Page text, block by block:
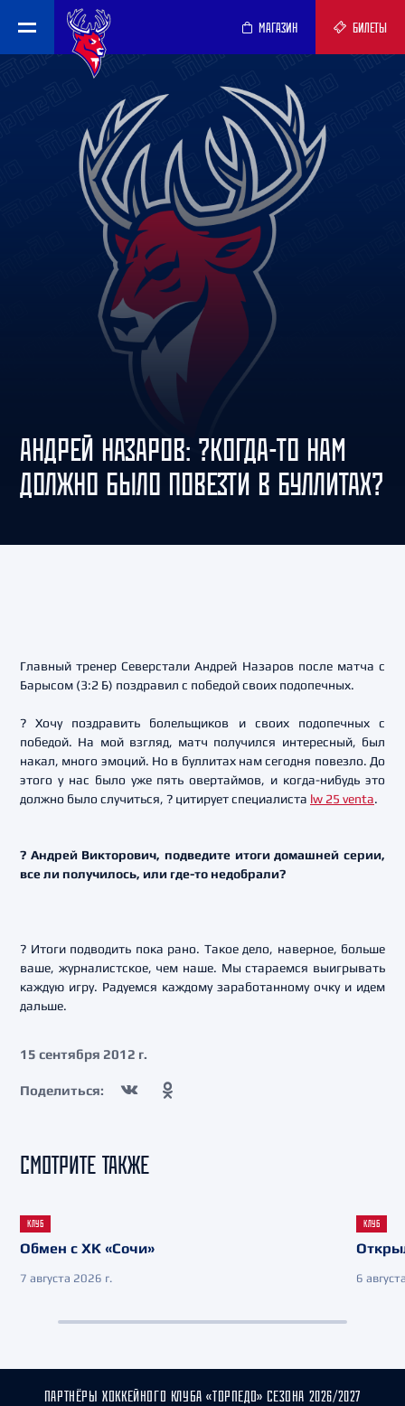
МАГАЗИН БИЛЕТЫ
АНДРЕЙ НАЗАРОВ: ?КОГДА-ТО НАМ
ДОЛЖНО БЫЛО ПОВЕЗТИ В БУЛЛИТАХ?
Главный тренер Северстали Андрей Назаров после матча с
Барысом (3:2 Б) поздравил с победой своих подопечных.
? Хочу поздравить болельщиков и своих подопечных с
победой. На мой взгляд, матч получился интересный, был
накал, много эмоций. Но в буллитах нам сегодня повезло. До
этого у нас было уже пять овертаймов, и когда-нибудь это
должно было случиться, ? цитирует специалиста lw 25 venta.
? Андрей Викторович, подведите итоги домашней серии,
все ли получилось, или где-то недобрали?
? Итоги подводить пока рано. Такое дело, наверное, больше
ваше, журналистское, чем наше. Мы стараемся выигрывать
каждую игру. Радуемся каждому заработанному очку и идем
дальше.
15 сентября 2012 г.
Поделиться:
СМОТРИТЕ ТАКЖЕ
КЛУБ
Обмен с ХК «Сочи»
7 августа 2026 г.
КЛУБ
6
ПАРТНЁРЫ ХОККЕЙНОГО КЛУБА «ТОРПЕДО» СЕЗОНА 2026/2027